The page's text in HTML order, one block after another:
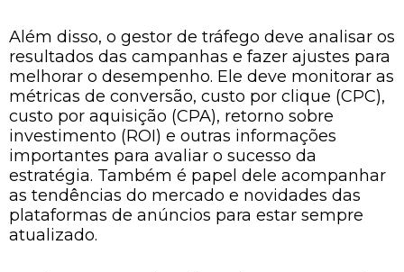
Além disso, o gestor de tráfego deve analisar os
resultados das campanhas e fazer ajustes para
melhorar o desempenho. Ele deve monitorar as
métricas de conversão, custo por clique (CPC),
custo por aquisição (CPA), retorno sobre
investimento (ROI) e outras informações
importantes para avaliar o sucesso da
estratégia. Também é papel dele acompanhar
as tendências do mercado e novidades das
plataformas de anúncios para estar sempre
atualizado.